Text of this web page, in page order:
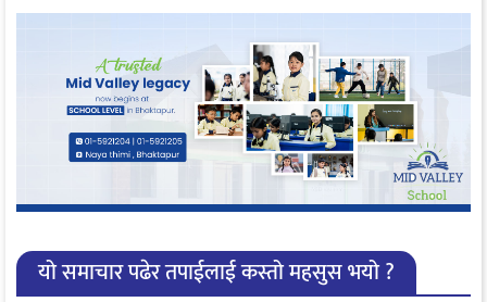
यो समाचार पढेर तपाईलाई कस्तो महसुस भयो ?